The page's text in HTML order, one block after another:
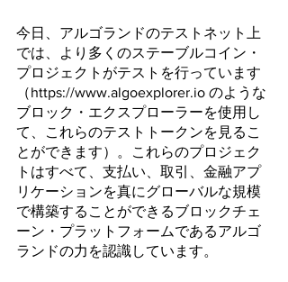
今日、アルゴランドのテストネット上
では、より多くのステーブルコイン・
プロジェクトがテストを行っています
（https://www.algoexplorer.io のような
ブロック・エクスプローラーを使用し
て、これらのテストトークンを見るこ
とができます）。これらのプロジェク
トはすべて、支払い、取引、金融アプ
リケーションを真にグローバルな規模
で構築することができるブロックチェ
ーン・プラットフォームであるアルゴ
ランドの力を認識しています。